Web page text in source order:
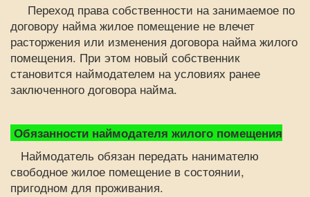
Переход права собственности на занимаемое по
договору найма жилое помещение не влечет
расторжения или изменения договора найма жилого
помещения. При этом новый собственник
становится наймодателем на условиях ранее
заключенного договора найма.
Обязанности наймодателя жилого помещения
Наймодатель обязан передать нанимателю
свободное жилое помещение в состоянии,
пригодном для проживания.